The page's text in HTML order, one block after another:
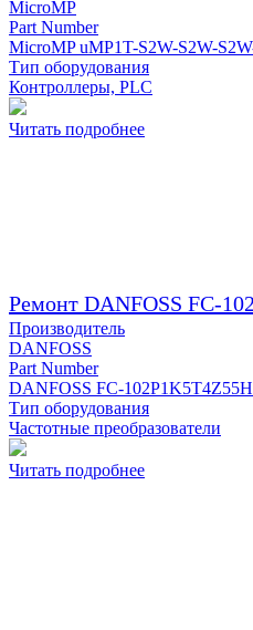
MicroMP
Part Number
MicroMP uMP1T-S2W-S2W-
Тип оборудования
Контроллеры, PLC
Читать подробнее
Ремонт DANFOSS FC-
Производитель
DANFOSS
Part Number
DANFOSS FC-
Тип оборудования
Частотные преобразователи
Читать подробнее